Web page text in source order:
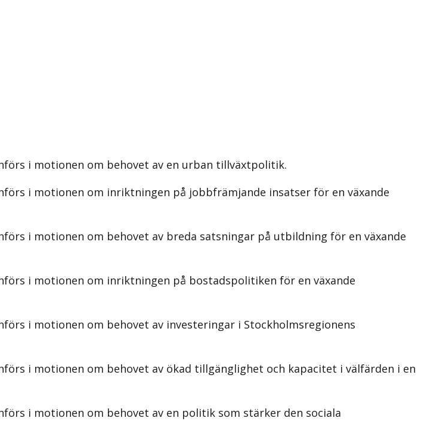
i motionen om behovet av en urban tillväxtpolitik.
i motionen om inriktningen på jobbfrämjande insatser för en växande
i motionen om behovet av breda satsningar på utbildning för en växande
i motionen om inriktningen på bostadspolitiken för en växande
i motionen om behovet av investeringar i Stockholmsregionens
i motionen om behovet av ökad tillgänglighet och kapacitet i välfärden i en
i motionen om behovet av en politik som stärker den sociala